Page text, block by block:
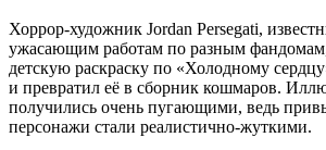
Хоррор-художник Jordan Persegati,
ужасающим работам по разным
детскую раскраску по «Холодному
и превратил её в сборник кошмаров.
получились очень пугающими, ведь
персонажи стали реалистично-жуткими.